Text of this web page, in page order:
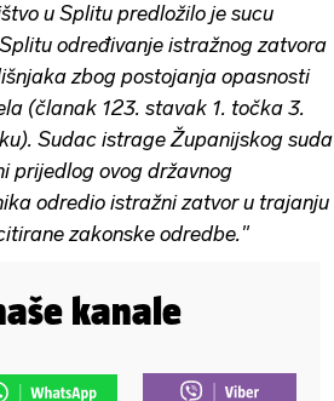
u Splitu predložilo je sucu
određivanje istražnog zatvora
zbog postojanja opasnosti
(članak 123. stavak 1. točka 3.
Sudac istrage Županijskog suda
prijedlog ovog državnog
odredio istražni zatvor u trajanju
zakonske odredbe."
kanale